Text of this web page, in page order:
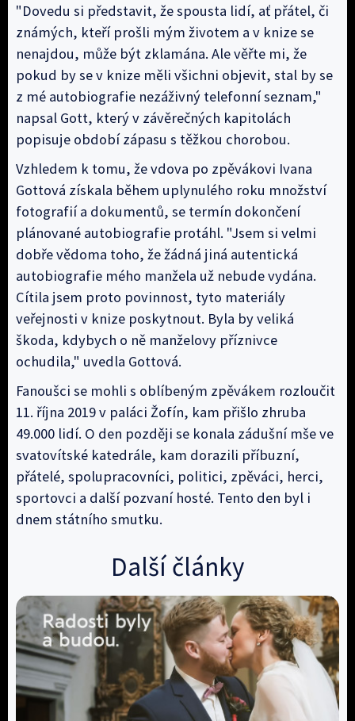
"Dovedu si představit, že spousta lidí, ať přátel, či
známých, kteří prošli mým životem a v knize se
nenajdou, může být zklamána. Ale věřte mi, že
pokud by se v knize měli všichni objevit, stal by se
z mé autobiografie nezáživný telefonní seznam,"
napsal Gott, který v závěrečných kapitolách
popisuje období zápasu s těžkou chorobou.
Vzhledem k tomu, že vdova po zpěvákovi Ivana
Gottová získala během uplynulého roku množství
fotografií a dokumentů, se termín dokončení
plánované autobiografie protáhl. "Jsem si velmi
dobře vědoma toho, že žádná jiná autentická
autobiografie mého manžela už nebude vydána.
Cítila jsem proto povinnost, tyto materiály
veřejnosti v knize poskytnout. Byla by veliká
škoda, kdybych o ně manželovy příznivce
ochudila," uvedla Gottová.
Fanoušci se mohli s oblíbeným zpěvákem rozloučit
11. října 2019 v paláci Žofín, kam přišlo zhruba
49.000 lidí. O den později se konala zádušní mše ve
svatovítské katedrále, kam dorazili příbuzní,
přátelé, spolupracovníci, politici, zpěváci, herci,
sportovci a další pozvaní hosté. Tento den byl i
dnem státního smutku.
Další články